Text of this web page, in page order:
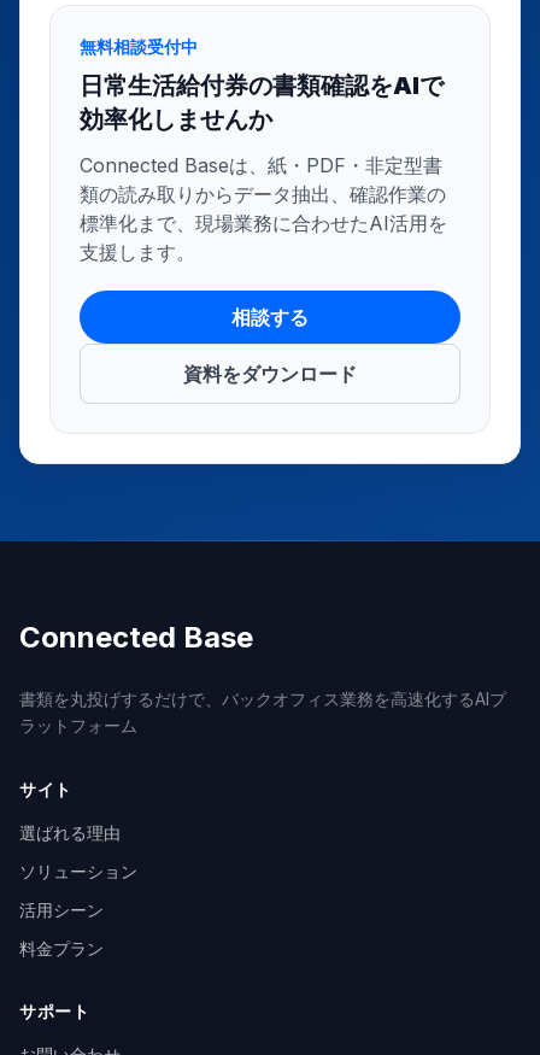
無料相談受付中
日常生活給付券の書類確認をAIで
効率化しませんか
Connected Baseは、紙・PDF・非定型書
類の読み取りからデータ抽出、確認作業の
標準化まで、現場業務に合わせたAI活用を
支援します。
相談する
資料をダウンロード
Connected Base
書類を丸投げするだけで、バックオフィス業務を高速化するAIプ
ラットフォーム
サイト
選ばれる理由
ソリューション
活用シーン
料金プラン
サポート